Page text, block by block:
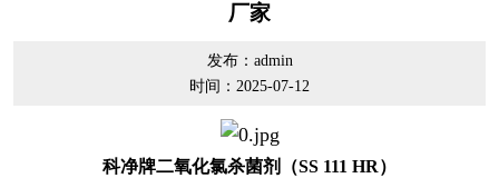
厂家
发布：admin
时间：2025-07-12
科净牌二氧化氯杀菌剂（SS 111 HR）